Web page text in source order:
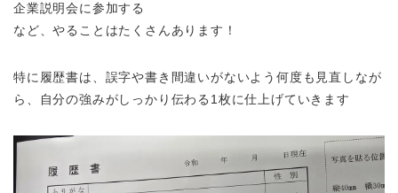
企業説明会に参加する
など、やることはたくさんあります！
特に履歴書は、誤字や書き間違いがないよう何度も見直しなが
ら、自分の強みがしっかり伝わる1枚に仕上げていきます